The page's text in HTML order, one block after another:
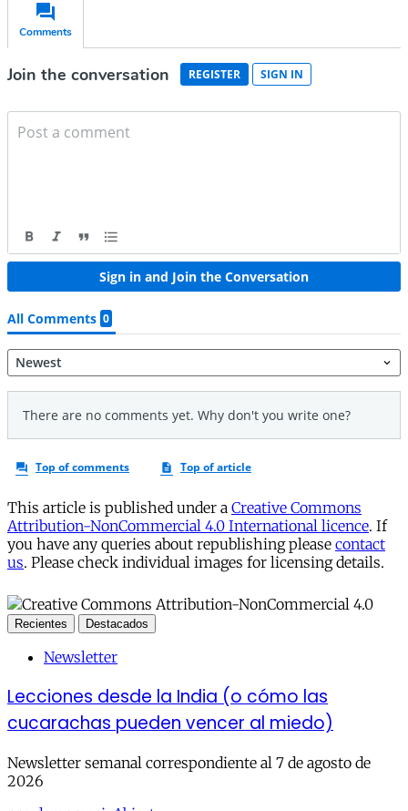
This article is published under a Creative Commons
Attribution-NonCommercial 4.0 International licence. If
you have any queries about republishing please contact
us. Please check individual images for licensing details.
Recientes Destacados
Newsletter
Lecciones desde la India (o cómo las
cucarachas pueden vencer al miedo)
Newsletter semanal correspondiente al 7 de agosto de
2026